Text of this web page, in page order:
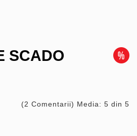
SCADO
(2 Comentarii) Media: 5 din 5